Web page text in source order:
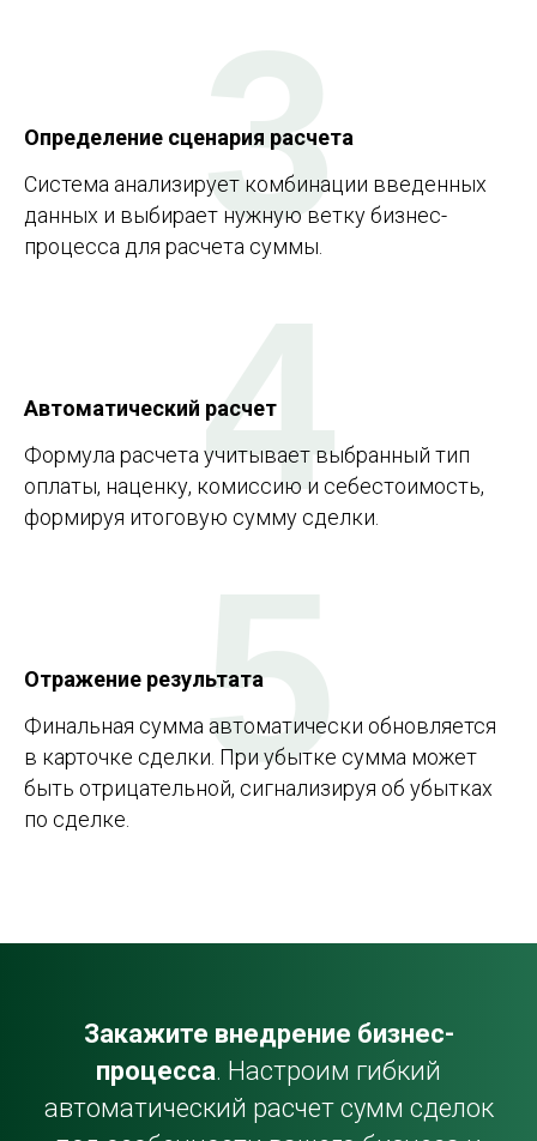
Определение сценария расчета
Система анализирует комбинации введенных
данных и выбирает нужную ветку бизнес-
процесса для расчета суммы.
3
Автоматический расчет
Формула расчета учитывает выбранный тип
оплаты, наценку, комиссию и себестоимость,
формируя итоговую сумму сделки.
4
Отражение результата
Финальная сумма автоматически обновляется
в карточке сделки. При убытке сумма может
быть отрицательной, сигнализируя об убытках
по сделке.
5
Закажите внедрение бизнес-
процесса. Настроим гибкий
автоматический расчет сумм сделок